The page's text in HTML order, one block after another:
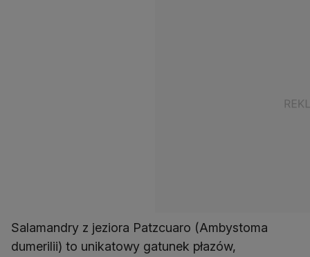
Salamandry z jeziora Patzcuaro (Ambystoma
dumerilii) to unikatowy gatunek płazów,